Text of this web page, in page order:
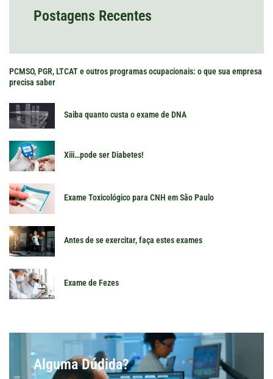
Postagens Recentes
PCMSO, PGR, LTCAT e outros programas ocupacionais: o que sua empresa
precisa saber
Saiba quanto custa o exame de DNA
Xiii…pode ser Diabetes!
Exame Toxicológico para CNH em São Paulo
Antes de se exercitar, faça estes exames
Exame de Fezes
Alguma Dúdida?